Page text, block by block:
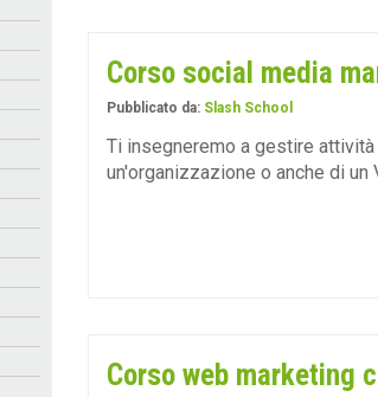
Corso social media
Pubblicato da: Slash School
Ti insegneremo a gestire
un'organizzazione o anche di un
Corso web marketing